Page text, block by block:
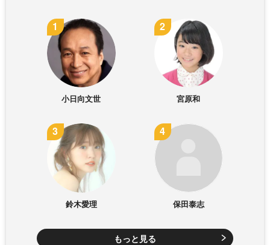
小日向文世 宮原和
鈴木愛理 保田泰志
もっと見る